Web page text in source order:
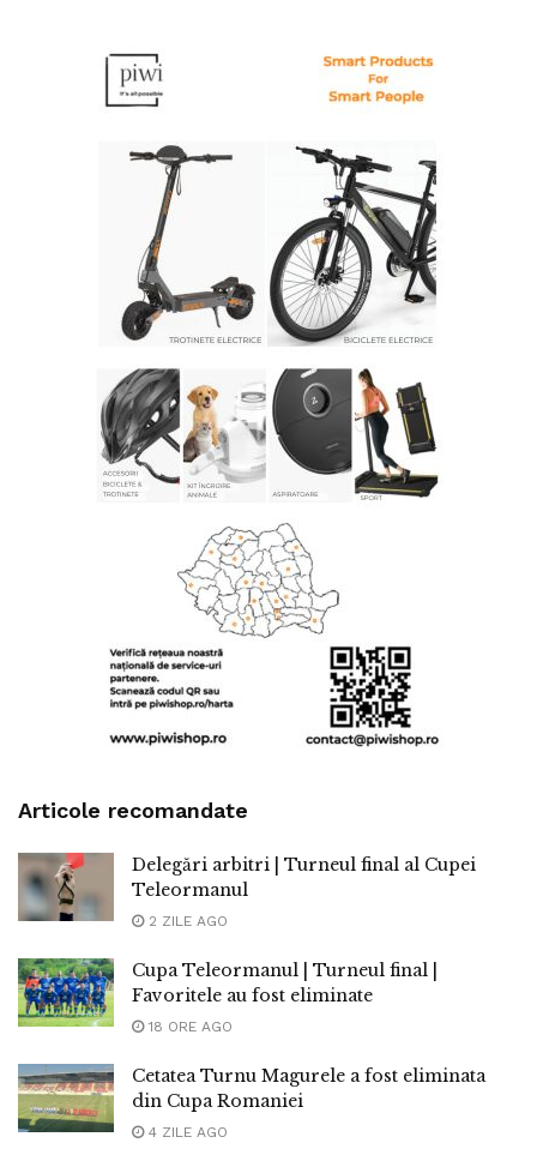
Articole recomandate
Delegări arbitri | Turneul final al Cupei
Teleormanul
2 ZILE AGO
Cupa Teleormanul | Turneul final |
Favoritele au fost eliminate
18 ORE AGO
Cetatea Turnu Magurele a fost eliminata
din Cupa Romaniei
4 ZILE AGO